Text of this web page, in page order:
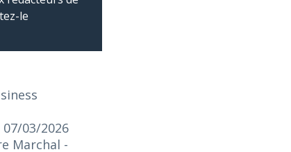
le
07/03/2026
Marchal -